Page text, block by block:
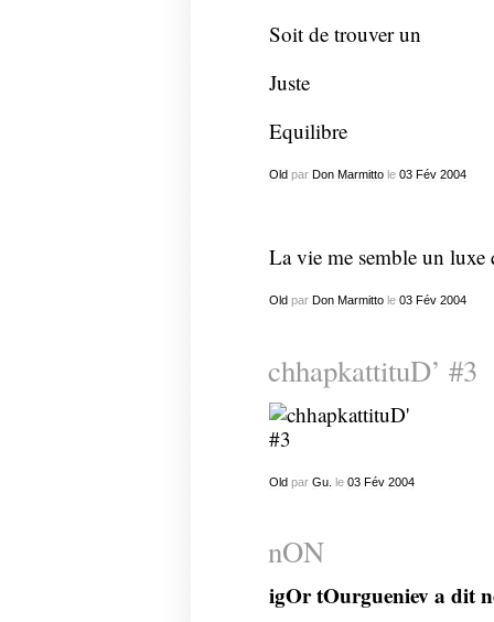
Soit de trouver un
Juste
Equilibre
Old par Don Marmittole 03 Fév 2004
La vie me semble un
Oldpar Don Marmittole 03 Fév 2004
chhapkattituD’ #3
Oldpar Gu. le 03 Fév 2004
nON
igOr tOurgueniev a dit